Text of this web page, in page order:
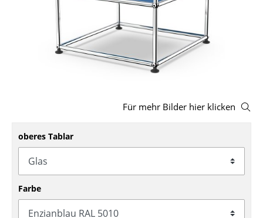
Bänke & Liegen
Schaukelstühle
Bürodrehstühle
Bürosessel
Für mehr Bilder hier klicken
oberes Tablar
Farbe